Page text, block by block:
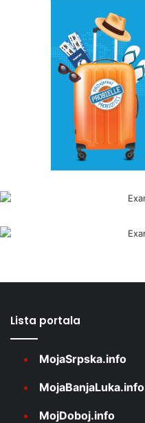
Lista portala
MojaSrpska.info
MojaBanjaLuka.info
MojDoboj.info